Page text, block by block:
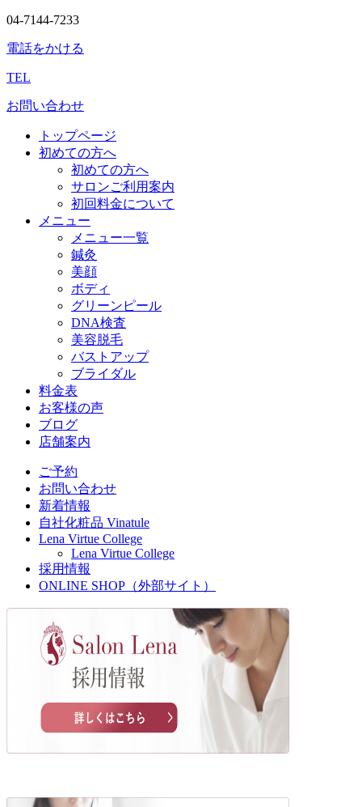
04-7144-7233
電話をかける
TEL
お問い合わせ
トップページ
初めての方へ
初めての方へ
サロンご利用案内
初回料金について
メニュー
メニュー一覧
鍼灸
美顔
ボディ
グリーンピール
DNA検査
美容脱毛
バストアップ
ブライダル
料金表
お客様の声
ブログ
店舗案内
ご予約
お問い合わせ
新着情報
自社化粧品 Vinatule
Lena Virtue College
Lena Virtue College
採用情報
ONLINE SHOP（外部サイト）